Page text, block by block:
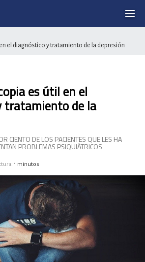
el diagnóstico y tratamiento de la depresión
es útil en el
tratamiento de la
CIENTO DE LOS PACIENTES QUE LES HA
PROBLEMAS PSIQUIÁTRICOS
1 minutos